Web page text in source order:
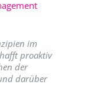
im
proaktiv
der
darüber